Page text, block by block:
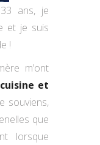
33 ans, je
et je suis
!
m’ont
et
souviens,
que
lorsque